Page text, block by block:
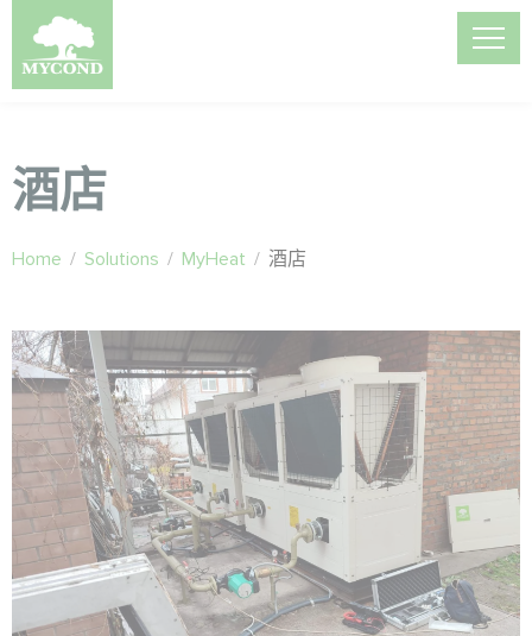
酒店
Home / Solutions / MyHeat / 酒店